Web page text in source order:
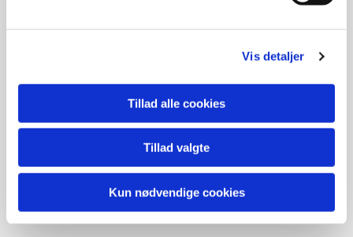
Vis detaljer
Tillad alle cookies
Tillad valgte
Kun nødvendige cookies
Intranet